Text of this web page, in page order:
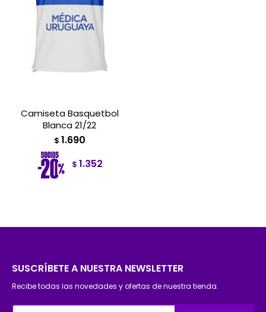
Camiseta Basquetbol
Blanca 21/22
$ 1.690
$ 1.352
SUSCRÍBETE A NUESTRA NEWSLETTER
Recibe todas las novedades y ofertas de nuestra tienda.